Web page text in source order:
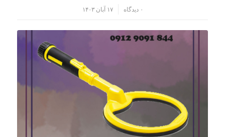
۰ دیدگاه ۱۷ آبان ۱۴۰۳